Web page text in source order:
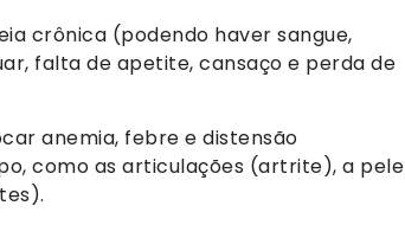
crônica (podendo haver sangue,
falta de apetite, cansaço e perda de
anemia, febre e distensão
como as articulações (artrite), a pele